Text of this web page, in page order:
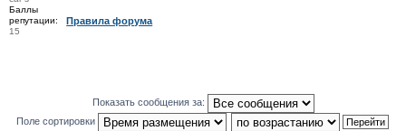
Правила форума
Баллы
репутации:
15
Показать сообщения за:
Поле сортировки